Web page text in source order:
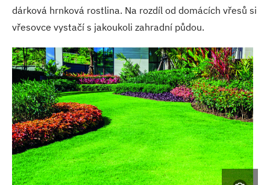
dárková hrnková rostlina. Na rozdíl od domácích vřesů si
vřesovce vystačí s jakoukoli zahradní půdou.